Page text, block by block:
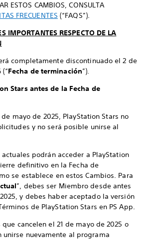
ESTOS CAMBIOS, CONSULTA
FRECUENTES (“FAQS”).
IMPORTANTES RESPECTO DE LA
completamente discontinuado el 2 de
Fecha de terminación”).
Stars antes de la Fecha de
mayo de 2025, PlayStation Stars no
y no será posible unirse al
podrán acceder a PlayStation
definitivo en la Fecha de
se establece en estos Cambios. Para
”, debes ser Miembro desde antes
y debes haber aceptado la versión
de PlayStation Stars en PS App.
cancelen el 21 de mayo de 2025 o
unirse nuevamente al programa